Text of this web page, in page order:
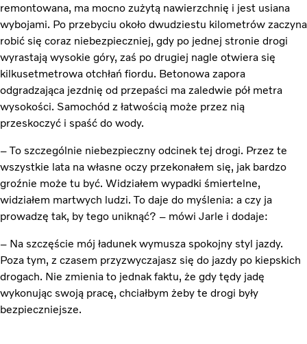
remontowana, ma mocno zużytą nawierzchnię i jest usiana
wybojami. Po przebyciu około dwudziestu kilometrów zaczyna
robić się coraz niebezpieczniej, gdy po jednej stronie drogi
wyrastają wysokie góry, zaś po drugiej nagle otwiera się
kilkusetmetrowa otchłań fiordu. Betonowa zapora
odgradzająca jezdnię od przepaści ma zaledwie pół metra
wysokości. Samochód z łatwością może przez nią
przeskoczyć i spaść do wody.
– To szczególnie niebezpieczny odcinek tej drogi. Przez te
wszystkie lata na własne oczy przekonałem się, jak bardzo
groźnie może tu być. Widziałem wypadki śmiertelne,
widziałem martwych ludzi. To daje do myślenia: a czy ja
prowadzę tak, by tego uniknąć? – mówi Jarle i dodaje:
– Na szczęście mój ładunek wymusza spokojny styl jazdy.
Poza tym, z czasem przyzwyczajasz się do jazdy po kiepskich
drogach. Nie zmienia to jednak faktu, że gdy tędy jadę
wykonując swoją pracę, chciałbym żeby te drogi były
bezpieczniejsze.